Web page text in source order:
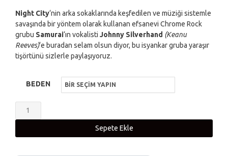
Night City‘nin arka sokaklarında keşfedilen ve müziği sistemle
savaşında bir yöntem olarak kullanan efsanevi Chrome Rock
grubu Samurai‘ın vokalisti Johnny Silverhand (Keanu
Reeves)‘e buradan selam olsun diyor, bu isyankar gruba yaraşır
tişörtünü sizlerle paylaşıyoruz.
BEDEN
Cyberpunk
2077
Samurai
Sepete Ekle